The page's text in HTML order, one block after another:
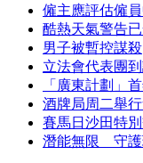
僱主應評估僱
酷熱天氣警告
男子被暫控謀殺
立法會代表團
「廣東計劃」
酒牌局周二舉
賽馬日沙田特
潛能無限 守護